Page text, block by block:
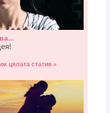
цялата статия »